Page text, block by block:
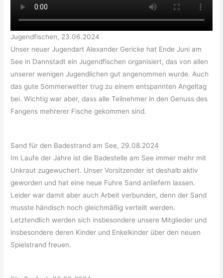
Jugendfischen, 23.06.2024
Unser neuer Jugendart Alexander Gericke hat Ende Juni am
See in Dannstadt ein Jugendfischen organisiert, das von allen
unserer wenigen Jugendlichen gut angenommen wurde. Auch
das gute Sommerwetter trug zu einem entspannten Angeltag
bei. Wichtig war aber, dass alle Teilnehmer in den Genuss des
Fangens mehrerer Fische gekommen sind.
Sand für den Badestrand am See, 29.08.2024
Im Laufe der Jahre ist die Badestelle am See immer mehr mit
Unkraut zugewuchert. Unser Vorsitzender ist deshalb aktiv
geworden und hat eine neue Fuhre Sand anliefern lassen.
Leider war damit aber auch Arbeit verbunden, denn der Sand
musste händisch noch gleichmäßig verteilt werden.
Letztendlich werden sich insbesondere unsere Mitglieder und
insbesondere deren Kinder und Enkelkinder über den neuen
Spielstrand freuen.